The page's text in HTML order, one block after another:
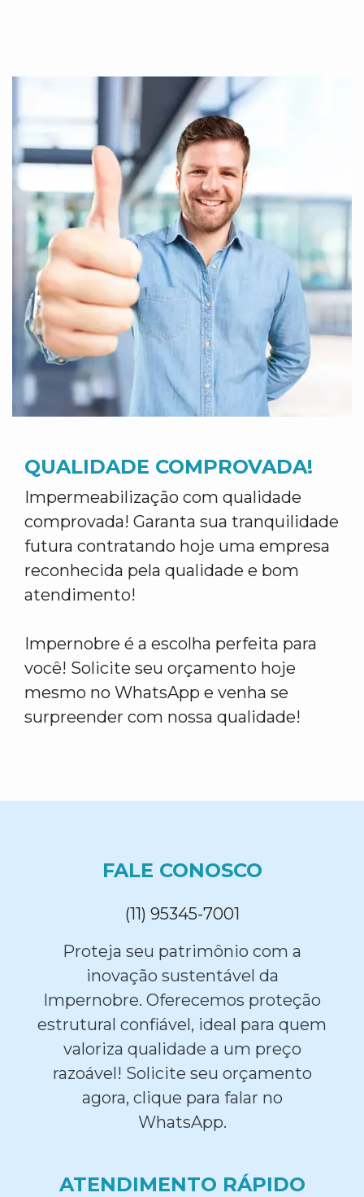
QUALIDADE COMPROVADA!
Impermeabilização com qualidade
comprovada! Garanta sua tranquilidade
futura contratando hoje uma empresa
reconhecida pela qualidade e bom
atendimento!
Impernobre é a escolha perfeita para
você! Solicite seu orçamento hoje
mesmo no WhatsApp e venha se
surpreender com nossa qualidade!
FALE CONOSCO
(11) 95345-7001
Proteja seu patrimônio com a
inovação sustentável da
Impernobre. Oferecemos proteção
estrutural confiável, ideal para quem
valoriza qualidade a um preço
razoável! Solicite seu orçamento
agora, clique para falar no
WhatsApp.
ATENDIMENTO RÁPIDO